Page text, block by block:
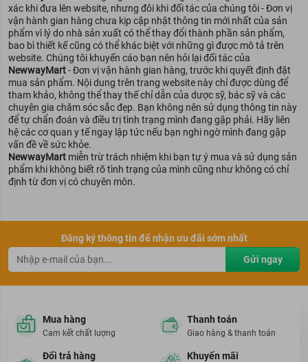
Ngừng sử dụng Dầu bôi ấm ngực nếu kích ứng da xảy ra.
Bảo quản
Bảo quản nơi khô mát, nhiệt độ dưới 30°C, tránh ánh nắng trực
tiếp của mặt trời và để xa tầm tay trẻ nhỏ.
Hiện nay Dầu bôi ấm ngực phòng cảm lạnh cho bé Pigeon đã
chính thức có mặt tại Newway Mart. ỞNewway Mart , chúng tôi
cam kết sản phẩm được nhập khẩu 100% Nhật Bản. Chính vì thế
các mẹ bỉm yên tâm khi mua sắm nhé!
Thông số sản phẩm
Thương hiệu:Pigeon
50g
xác khi đưa lên website, nhưng đôi khi đối tác của chúng tôi - Đơn vị
vận hành gian hàng chưa kịp cập nhật thông tin mới nhất của sản
phẩm vì lý do nhà sản xuất có thể thay đổi thành phần sản phẩm,
bao bì thiết kế cũng có thể khác biệt với những gì được mô tả trên
website. Chúng tôi khuyến cáo bạn nên hỏi lại đối tác của
NewwayMart- Đơn vị vận hành gian hàng, trước khi quyết định đặt
mua sản phẩm. Nội dung trên trang website này chỉ được dùng để
tham khảo, không thể thay thế chỉ dẫn của dược sỹ, bác sỹ và các
chuyên gia chăm sóc sắc đẹp. Bạn không nên sử dụng thông tin này
để tự chẩn đoán và điều trị tình trạng mình đang gặp phải. Hãy liên
hệ các cơ quan y tế ngay lập tức nếu bạn nghi ngờ mình đang gặp
vấn đề về sức khỏe.
NewwayMart miễn trừ trách nhiệm khi bạn tự ý mua và sử dụng sản
phẩm khi không biết rõ tình trạng của mình cũng như không có chỉ
định từ đơn vị có chuyên môn.
Đăng ký thông tin để nhận ưu đãi sớm nhất
Gửi ngay
Mua hàng
Cam kết chất lượng
Thanh toán
Giao hàng & thanh toán
Đổi trả hàng Khuyến mãi